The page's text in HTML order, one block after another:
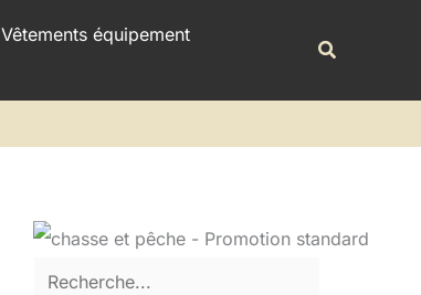
Vêtements équipement
c